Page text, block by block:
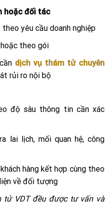
hoặc đối tác
yêu cầu doanh nghiệp
theo gói
dịch vụ thám tử chuyên
rủi ro nội bộ
độ sâu thông tin cần xác
lai lịch, mối quan hệ, công
hàng kết hợp cùng theo
về đối tượng
tử VDT đều được tư vấn và